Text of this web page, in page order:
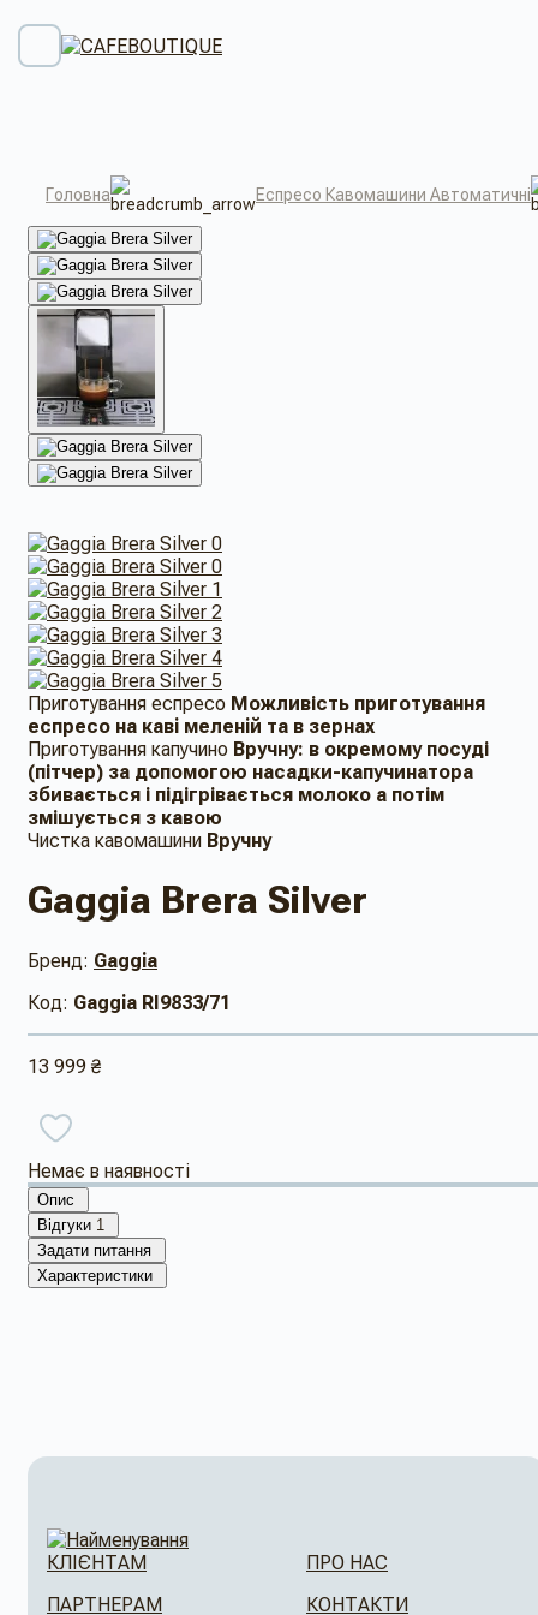
Головна Еспресо Кавомашини Автоматичні
Приготування еспресо Можливість приготування
еспресо на кавi меленiй та в зернах
Приготування капучино Вручну: в ​​окремому посуді
(пітчер) за допомогою насадки-капучинатора
збивається і підігрівається молоко а потім
змішується з кавою
Чистка кавомашини Вручну
Gaggia Brera Silver
Бренд: Gaggia
Код: Gaggia RI9833/71
13 999 ₴
Немає в наявності
Опис
Відгуки 1
Задати питання
Характеристики
КЛІЄНТАМ
ПАРТНЕРАМ
ПРО НАС
КОНТАКТИ